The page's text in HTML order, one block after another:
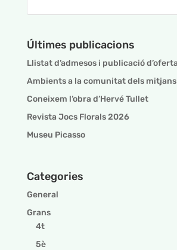
Últimes publicacions
Llistat d’admesos i publicació
Ambients a la comunitat dels mitjans
Coneixem l’obra d’Hervé Tullet
Revista Jocs Florals 2026
Museu Picasso
Categories
General
Grans
4t
5è